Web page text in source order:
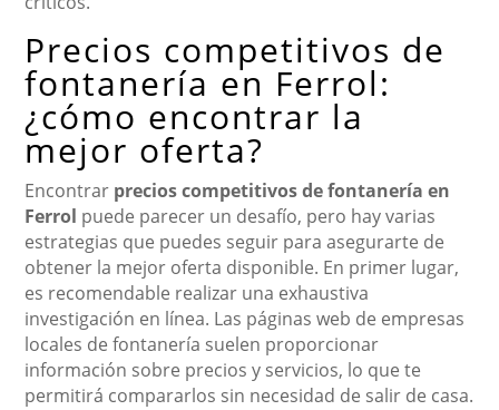
Precios competitivos de
fontanería en Ferrol:
¿cómo encontrar la
mejor oferta?
Encontrar precios competitivos de fontanería en
Ferrol puede parecer un desafío, pero hay varias
estrategias que puedes seguir para asegurarte de
obtener la mejor oferta disponible. En primer lugar,
es recomendable realizar una exhaustiva
investigación en línea. Las páginas web de empresas
locales de fontanería suelen proporcionar
información sobre precios y servicios, lo que te
permitirá compararlos sin necesidad de salir de casa.